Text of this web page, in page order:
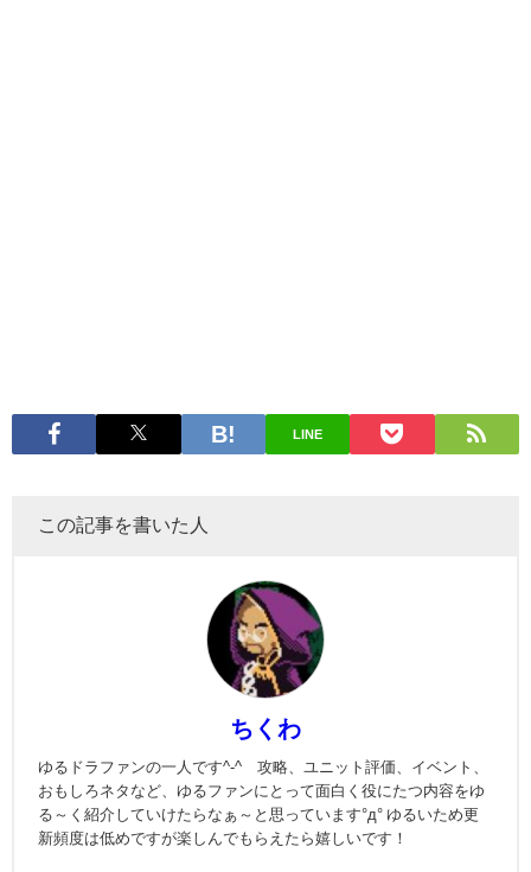
LINE
この記事を書いた人
ちくわ
ゆるドラファンの一人です^-^ 攻略、ユニット評価、イベント、
おもしろネタなど、ゆるファンにとって面白く役にたつ内容をゆ
る～く紹介していけたらなぁ～と思っています°д° ゆるいため更
新頻度は低めですが楽しんでもらえたら嬉しいです！